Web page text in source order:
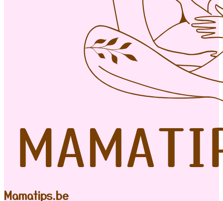
Mamatips.be